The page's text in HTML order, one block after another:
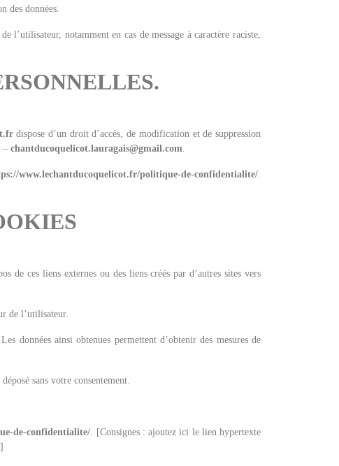
des données.
l’utilisateur, notamment en cas de message à caractère raciste,
dispose d’un droit d’accès, de modification et de suppression
– chantducoquelicot.lauragais@gmail.com.
www.lechantducoquelicot.fr/politique-de-confidentialite/.
de ces liens externes ou des liens créés par d’autres sites vers
de l’utilisateur.
données ainsi obtenues permettent d’obtenir des mesures de
sans votre consentement.
de-confidentialite/. [Consignes : ajoutez ici le lien hypertexte